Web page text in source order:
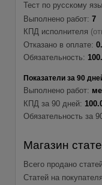
Тест по русскому
Выполнено работ: 7
КПД исполнителя
Отказано в оплате:
Обязательность:
Показатели за 90
Выполнено работ:
КПД за 90 дней:
Обязательность за
Магазин
Всего продано
Статей на